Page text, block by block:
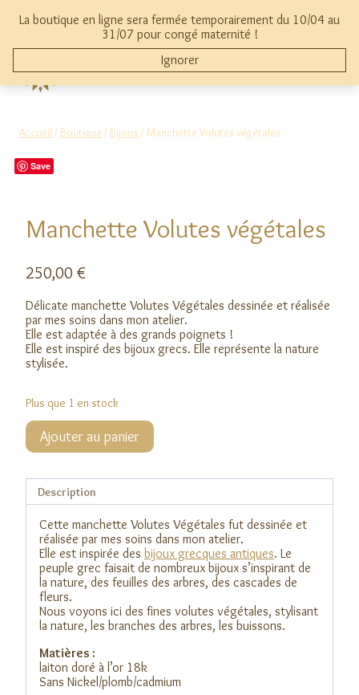
La boutique en ligne sera fermée temporairement du 10/04 au
31/07 pour congé maternité !
Ignorer
0 mon compte
THYMAMAI
Accueil / Boutique / Bijoux / Manchette Volutes végétales
Save
Manchette Volutes végétales
250,00 €
Délicate manchette Volutes Végétales dessinée et réalisée
par mes soins dans mon atelier.
Elle est adaptée à des grands poignets !
Elle est inspiré des bijoux grecs. Elle représente la nature
stylisée.
Plus que 1 en stock
quantité
Manchette
végétales
Ajouter au panier
Description
Cette manchette Volutes Végétales fut dessinée et
réalisée par mes soins dans mon atelier.
Elle est inspirée des bijoux grecques antiques. Le
peuple grec faisait de nombreux bijoux s’inspirant de
la nature, des feuilles des arbres, des cascades de
fleurs.
Nous voyons ici des fines volutes végétales, stylisant
la nature, les branches des arbres, les buissons.
Matières :
laiton doré à l’or 18k
Sans Nickel/plomb/cadmium